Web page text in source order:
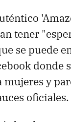
tener
se puede
donde
y
oficiales.